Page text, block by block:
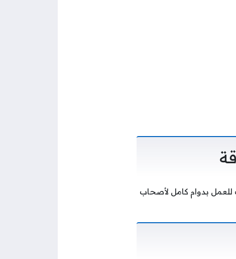
بدوام كامل لأصحاب